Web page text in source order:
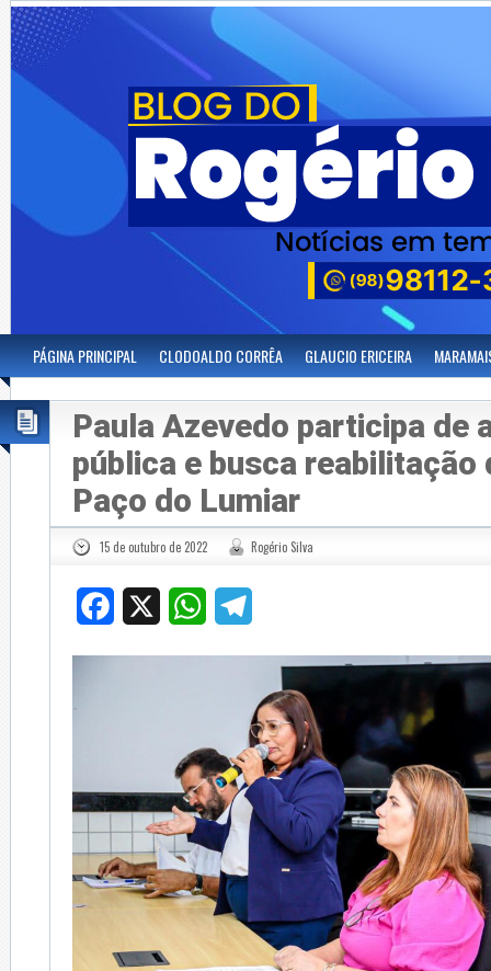
PÁGINA PRINCIPAL CLODOALDO CORRÊA GLAUCIO ERICEIRA
Paula Azevedo participa de
pública e busca reabilitação
Paço do Lumiar
15 de outubro de 2022 Rogério Silva
Facebook WhatsApp